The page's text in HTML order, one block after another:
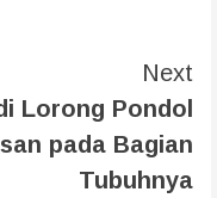
Next
Lorong Pondol
pada Bagian
Tubuhnya